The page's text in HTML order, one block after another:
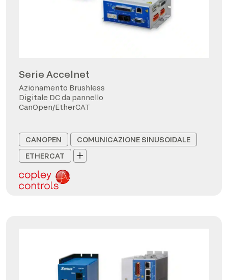
Serie Accelnet
Azionamento Brushless
Digitale DC da pannello
CanOpen/EtherCAT
CANOPEN
COMUNICAZIONE SINUSOIDALE
ETHERCAT